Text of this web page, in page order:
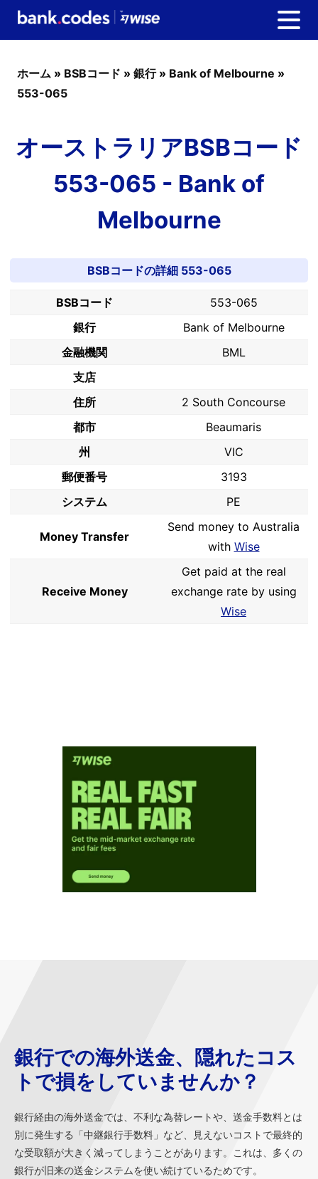
ホーム » BSBコード » 銀行» Bank of Melbourne »
553-065
オーストラリアBSBコード
553-065 - Bank of
Melbourne
BSBコードの詳細 553-065
BSBコード
553-065
銀行
Bank of Melbourne
金融機関
BML
支店
住所
2 South Concourse
都市
Beaumaris
州
VIC
郵便番号
3193
システム
PE
Money Transfer
Send money to Australia
with Wise
Receive Money
Get paid at the real
exchange rate by using
Wise
銀行での海外送金、隠れたコス
トで損をしていませんか？
銀行経由の海外送金では、不利な為替レートや、送金手数料とは
別に発生する「中継銀行手数料」など、見えないコストで最終的
な受取額が大きく減ってしまうことがあります。これは、多くの
銀行が旧来の送金システムを使い続けているためです。